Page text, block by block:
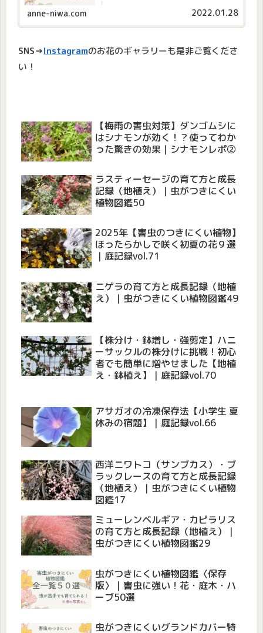
anne-niwa.com 2022.01.28
SNS→Instagramのお花のギャラリーも是非ご覧くださ
い！
【梅雨の害虫対策】ダンゴムシに
はシナモンが効く！？使ってわか
った驚きの効果｜シナモンレポ②
ラスティーセージの育て方と成長
記録（地植え）｜虫がつきにくい
植物図鑑50
2025年【害虫のつきにくい植物】
ほったらかしで咲く初夏の花９選
｜庭記録vol.71
ニゲラの育て方と成長記録（地植
え）｜虫がつきにくい植物図鑑49
【株分け・鉢増し・強剪定】ハニ
ーサックルの株分けに挑戦！初心
者でも簡単に増やせました【地植
え・鉢植え】｜庭記録vol.70
アサガオの冷凍保存法【小学生 夏
休みの宿題】｜庭記録vol.66
西洋ニワトコ（サンブカス）・ブ
ラックレースの育て方と成長記録
（地植え）｜虫がつきにくい植物
図鑑17
ミューレンベルギア・カピラリス
の育て方と成長記録（地植え）｜
虫がつきにくい植物図鑑29
虫がつきにくい植物図鑑〈保存
版〉｜害虫に強い！花・庭木・ハ
ーブ50選
虫がつきにくいグランドカバー特